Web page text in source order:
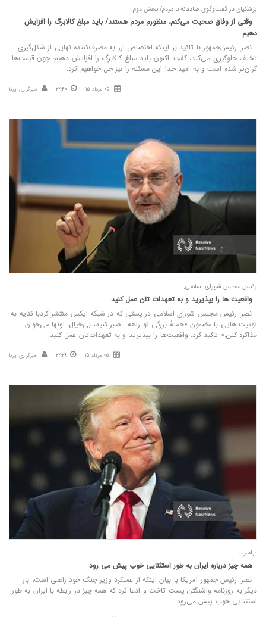
پزشکیان در گفت‌وگوی صادقانه با مردم/ بخش دوم
وقتی از وفاق صحبت می‌کنم، منظورم مردم هستند/ باید مبلغ کالابرگ را افزایش
دهیم
نصر: رئیس‌جمهور با تاکید بر اینکه اختصاص ارز به مصرف‌کننده نهایی از شکل‌گیری
تخلف جلوگیری می‌کند، گفت: اکنون باید مبلغ کالابرگ را افزایش دهیم، چون قیمت‌ها
گران‌تر شده است و به امید خدا این مسئله را نیز حل خواهیم کرد.
05 مرداد 15 22:40 خبرگزاری ایرنا
رئیس مجلس شورای اسلامی:
واقعیت‌ ها را بپذیرید و به تعهدات‌ تان عمل کنید
نصر: رئیس مجلس شورای اسلامی در پستی که در شبکه ایکس منتشر کردبا کنایه به
توئیت هایی با مضمون «حملهٔ بزرگی تو راهه… صبر کنید، بی‌خیال، اونها می‌خوان
مذاکره کنن.» تاکید کرد: واقعیت‌ها را بپذیرید و به تعهدات‌تان عمل کنید.
05 مرداد 15 22:29 خبرگزاری ایرنا
ترامپ:
همه چیز درباره ایران به طور استثنایی خوب پیش می‌ رود
نصر: رئیس‌ جمهور آمریکا با بیان اینکه از عملکرد وزیر جنگ خود راضی است، بار
دیگر به روزنامه واشنگتن پست تاخت و ادعا کرد که همه چیز در رابطه با ایران به طور
استثنایی خوب پیش می‌رود.